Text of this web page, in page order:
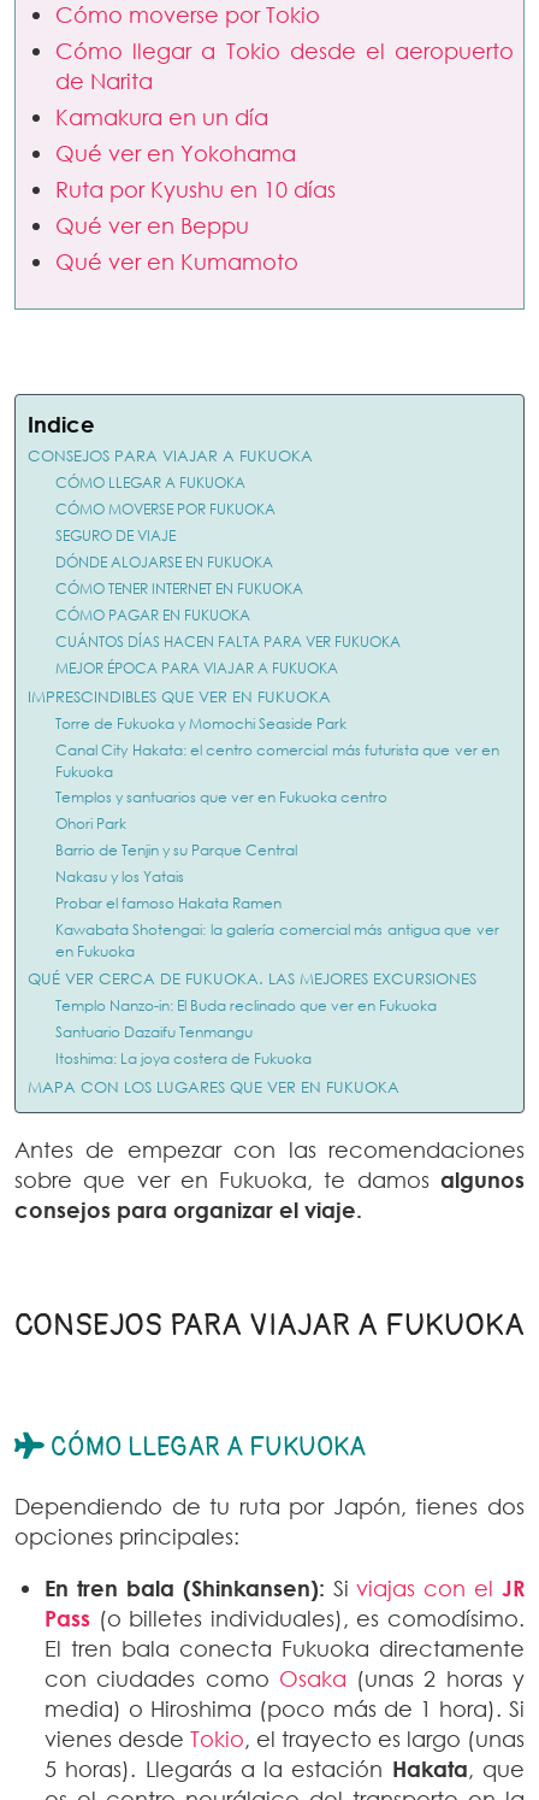
Cómo moverse por Tokio
Cómo llegar a Tokio desde el aeropuerto
de Narita
Kamakura en un día
Qué ver en Yokohama
Ruta por Kyushu en 10 días
Qué ver en Beppu
Qué ver en Kumamoto
Indice
CONSEJOS PARA VIAJAR A FUKUOKA
CÓMO LLEGAR A FUKUOKA
CÓMO MOVERSE POR FUKUOKA
SEGURO DE VIAJE
DÓNDE ALOJARSE EN FUKUOKA
CÓMO TENER INTERNET EN FUKUOKA
CÓMO PAGAR EN FUKUOKA
CUÁNTOS DÍAS HACEN FALTA PARA VER FUKUOKA
MEJOR ÉPOCA PARA VIAJAR A FUKUOKA
IMPRESCINDIBLES QUE VER EN FUKUOKA
Torre de Fukuoka y Momochi Seaside Park
Canal City Hakata: el centro comercial más futurista que ver en
Fukuoka
Templos y santuarios que ver en Fukuoka centro
Ohori Park
Barrio de Tenjin y su Parque Central
Nakasu y los Yatais
Probar el famoso Hakata Ramen
Kawabata Shotengai: la galería comercial más antigua que ver
en Fukuoka
QUÉ VER CERCA DE FUKUOKA. LAS MEJORES EXCURSIONES
Templo Nanzo-in: El Buda reclinado que ver en Fukuoka
Santuario Dazaifu Tenmangu
Itoshima: La joya costera de Fukuoka
MAPA CON LOS LUGARES QUE VER EN FUKUOKA
Antes de empezar con las recomendaciones
sobre que ver en Fukuoka, te damos algunos
consejos para organizar el viaje.
CONSEJOS PARA VIAJAR A FUKUOKA
CÓMO LLEGAR A FUKUOKA
Dependiendo de tu ruta por Japón, tienes dos
opciones principales:
En tren bala (Shinkansen): Siviajas con el JR
Pass (o billetes individuales), es comodísimo.
El tren bala conecta Fukuoka directamente
con ciudades como Osaka (unas 2 horas y
media) o Hiroshima (poco más de 1 hora). Si
vienes desde Tokio, el trayecto es largo (unas
5 horas). Llegarás a la estación Hakata, que